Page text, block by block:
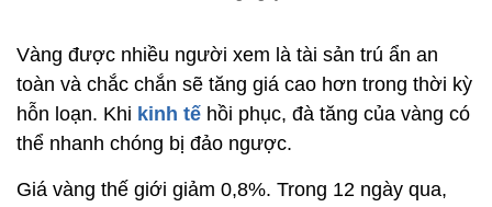
giá vàng thế giới giảm khoảng 5% trước các thông
hãng dược Pfizer và Moderna. Giá kim loại quý này
trong năm nay được thúc đẩy chủ yếu do những tác
động kinh tế của đại dịch và các biện pháp kích
thích trên toàn cầu.
Dự báo giá vàng